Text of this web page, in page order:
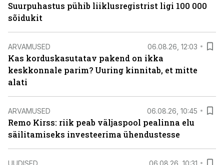
Suurpuhastus pühib liiklusregistrist ligi 100 000
sõidukit
ARVAMUSED 06.08.26, 12:03
Kas korduskasutatav pakend on ikka
keskkonnale parim? Uuring kinnitab, et mitte
alati
ARVAMUSED 06.08.26, 10:45
Remo Kirss: riik peab väljaspool pealinna elu
säilitamiseks investeerima ühendustesse
UUDISED 06.08.26, 10:31